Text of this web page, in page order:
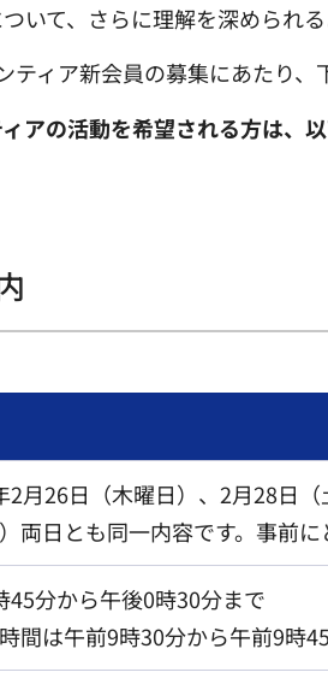
いて、さらに理解を深められ
ィア新会員の募集にあたり、
ィアの活動を希望される方は、
2月26日（木曜日）、2月28日（
）両日とも同一内容です。事前
45分から午後0時30分まで
時間は午前9時30分から午前9時